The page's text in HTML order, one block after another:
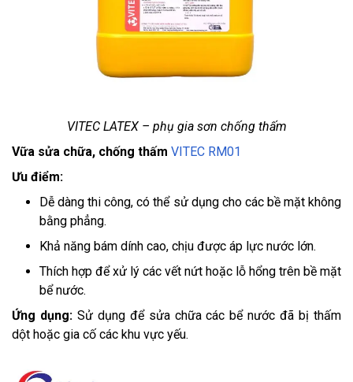
VITEC LATEX – phụ gia sơn chống thấm
Vữa sửa chữa, chống thấm VITEC RM01
Ưu điểm:
Dễ dàng thi công, có thể sử dụng cho các bề mặt không
bằng phẳng.
Khả năng bám dính cao, chịu được áp lực nước lớn.
Thích hợp để xử lý các vết nứt hoặc lỗ hổng trên bề mặt
bể nước.
Ứng dụng:Sử dụng để sửa chữa các bể nước đã bị thấm
dột hoặc gia cố các khu vực yếu.